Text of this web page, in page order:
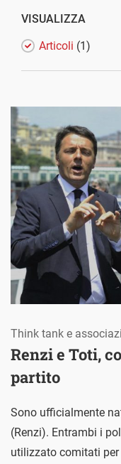
VISUALIZZA
Articoli (1)
Renzi e Toti,
partito
Think tank e
Sono ufficialmente
(Renzi). Entrambi i
utilizzato comitati per